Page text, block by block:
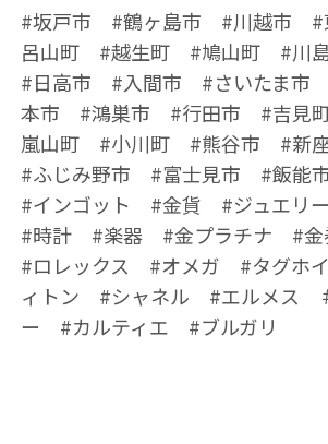
#坂戸市 #鶴ヶ島市 #川越市 #
呂山町 #越生町 #鳩山町 #川
#日高市 #入間市 #さいたま
本市 #鴻巣市 #行田市 #吉見
嵐山町 #小川町 #熊谷市 #新
#ふじみ野市 #富士見市 #飯能
#インゴット #金貨 #ジュエリ
#時計 #楽器 #金プラチナ #
#ロレックス #オメガ #タグホ
ィトン #シャネル #エルメス
ー #カルティエ #ブルガリ